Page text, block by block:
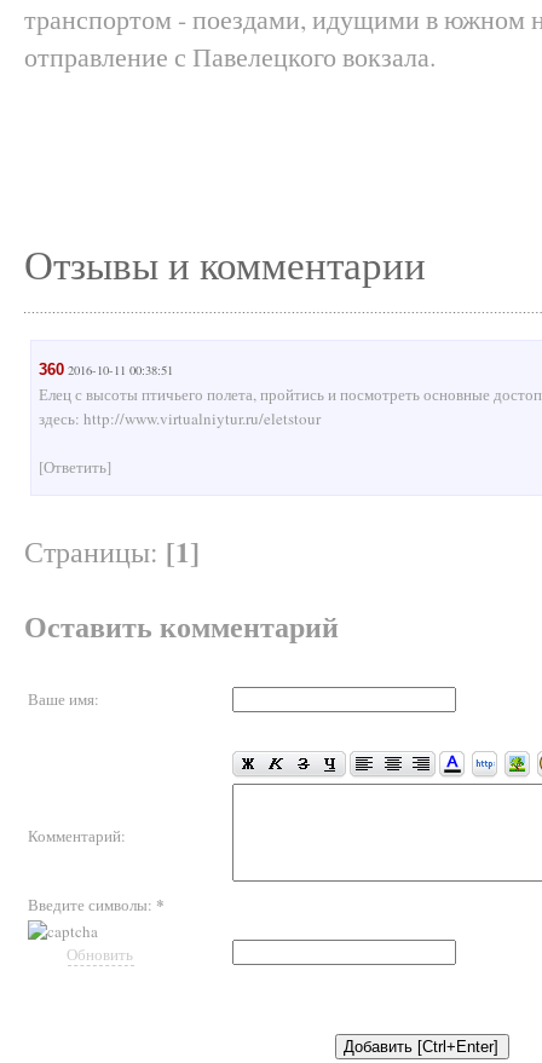
транспортом - поездами, идущими в южном
отправление с Павелецкого вокзала.
Отзывы и комментарии
360 2016-10-11 00:38:51
Елец с высоты птичьего полета, пройтись и посмотреть основные
здесь: http://www.virtualniytur.ru/eletstour
[Ответить]
Страницы: [1]
Оставить комментарий
Ваше имя:
Комментарий:
Введите символы: *
Обновить